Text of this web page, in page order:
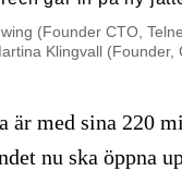
(Founder CTO,
Klingvall (Founder,
är med sina 220
nu ska öppna